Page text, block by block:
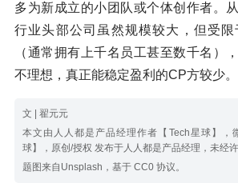
多为新成立的小团队或个体创作者。
行业头部公司虽然规模较大，但受
（通常拥有上千名员工甚至数千名）
不理想，真正能稳定盈利的CP方较少。
文 | 翟元元
本文由人人都是产品经理作者【Tech星球】，
球】，原创/授权 发布于人人都是产品经理，未经许
题图来自Unsplash，基于 CC0 协议。